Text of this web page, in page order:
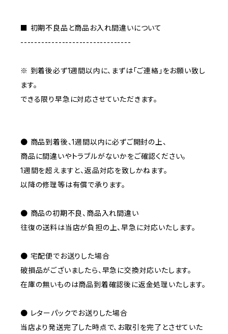
■ 初期不良品と商品お入れ間違いについて
--------------------------------
※ 到着後必ず1週間以内に、まずは「ご連絡」をお願い致し
ます。
できる限り早急に対応させていただきます。
● 商品到着後、1週間以内に必ずご開封の上、
商品に間違いやトラブルがないかをご確認ください。
1週間を超えますと、返品対応を致しかねます。
以降の修理等は有償で承ります。
● 商品の初期不良、商品入れ間違い
往復の送料は当店が負担の上、早急に対応いたします。
● 宅配便でお送りした場合
破損品がございましたら、早急に交換対応いたします。
在庫の無いものは商品到着確認後に返金処理いたします。
● レターパックでお送りした場合
当店より発送完了した時点で、お取引を完了とさせていた